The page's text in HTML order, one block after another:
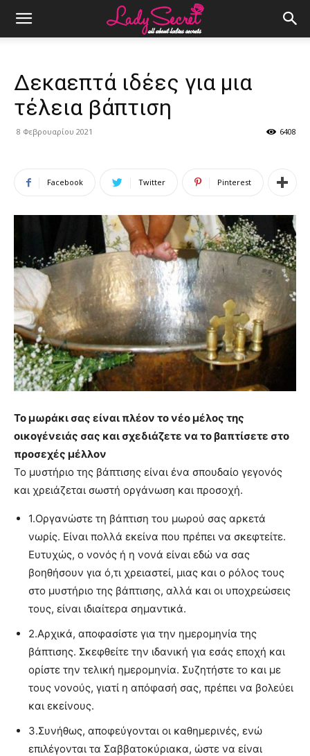
Δεκαεπτά ιδέες για μια
τέλεια βάπτιση
8 Φεβρουαρίου 2021 6408
Facebook Twitter Pinterest
Το μωράκι σας είναι πλέον το νέο μέλος της
οικογένειάς σας και σχεδιάζετε να το βαπτίσετε στο
προσεχές μέλλον
Το μυστήριο της βάπτισης είναι ένα σπουδαίο γεγονός
και χρειάζεται σωστή οργάνωση και προσοχή.
1.Οργανώστε τη βάπτιση του μωρού σας αρκετά
νωρίς. Είναι πολλά εκείνα που πρέπει να σκεφτείτε.
Ευτυχώς, ο νονός ή η νονά είναι εδώ να σας
βοηθήσουν για ό,τι χρειαστεί, μιας και ο ρόλος τους
στο μυστήριο της βάπτισης, αλλά και οι υποχρεώσεις
τους, είναι ιδιαίτερα σημαντικά.
2.Αρχικά, αποφασίστε για την ημερομηνία της
βάπτισης. Σκεφθείτε την ιδανική για εσάς εποχή και
ορίστε την τελική ημερομηνία. Συζητήστε το και με
τους νονούς, γιατί η απόφασή σας, πρέπει να βολεύει
και εκείνους.
3.Συνήθως, αποφεύγονται οι καθημερινές, ενώ
επιλέγονται τα Σαββατοκύριακα, ώστε να είναι